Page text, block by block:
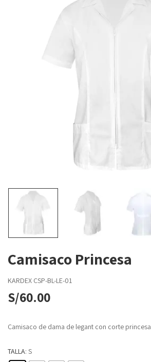
Camisaco Princesa
KARDEX CSP-BL-LE-01
S/60.00
Camisaco de dama de legant con corte princesa
TALLA: S